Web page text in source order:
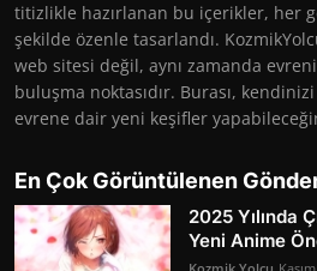
titizlikle hazırlanan bu içerikler, her
şekilde özenle tasarlandı.
web sitesi değil, aynı zamanda
buluşma noktasıdır. Burası,
evrene dair yeni keşifler
En Çok Görüntülenen
2025 Yılında
Yeni Anime